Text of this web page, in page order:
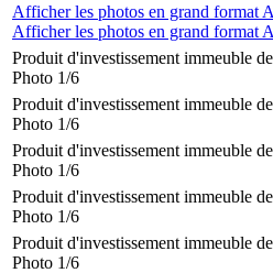
Afficher les photos en grand format
Afficher les photos en grand format
Produit d'investissement immeuble
Photo 1/6
Produit d'investissement immeuble
Photo 1/6
Produit d'investissement immeuble
Photo 1/6
Produit d'investissement immeuble
Photo 1/6
Produit d'investissement immeuble
Photo 1/6